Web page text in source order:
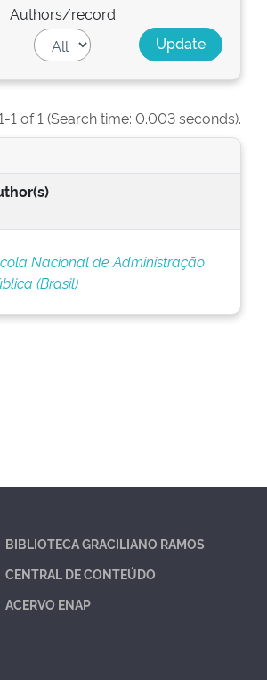
Authors/record
1 of 1 (Search time: 0.003 seconds).
Nacional de Administração
(Brasil)
BIBLIOTECA GRACILIANO RAMOS
CENTRAL DE CONTEÚDO
ACERVO ENAP